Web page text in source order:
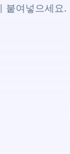
붙여넣으세요.